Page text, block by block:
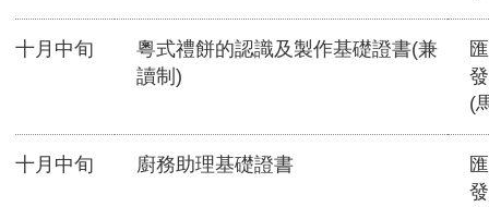
十月中旬
粵式禮餅的認識及製作基礎證書(兼
讀制)
(
十月中旬 廚務助理基礎證書